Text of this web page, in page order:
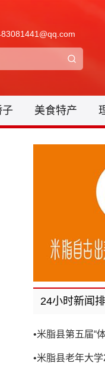
子 美食特产
24小时新闻
•米脂县第五届“
•米脂县老年大